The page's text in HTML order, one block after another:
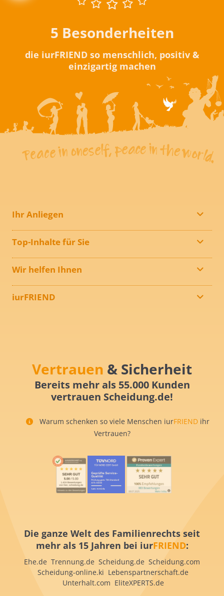
5 Besonderheiten
die iurFRIEND so menschlich, positiv &
einzigartig machen
Ihr Anliegen
Top-Inhalte für Sie
Wir helfen Ihnen
iurFRIEND
Vertrauen & Sicherheit
Bereits mehr als 55.000 Kunden
vertrauen Scheidung.de!
Warum schenken so viele Menschen iurFRIEND ihr
Vertrauen?
Die ganze Welt des Familienrechts seit
mehr als 15 Jahren bei iurFRIEND:
Ehe.de Trennung.de Scheidung.de Scheidung.com
Scheidung-online.ki Lebenspartnerschaft.de
Unterhalt.com EliteXPERTS.de